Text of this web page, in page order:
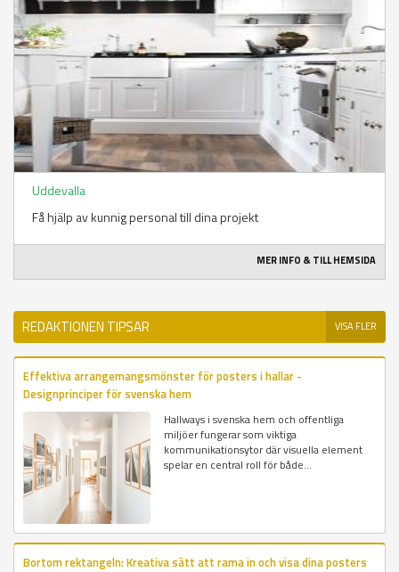
Uddevalla
Få hjälp av kunnig personal till dina projekt
MER INFO & TILL HEMSIDA
REDAKTIONEN TIPSAR VISA FLER
Effektiva arrangemangsmönster för posters i hallar -
Designprinciper för svenska hem
Hallways i svenska hem och offentliga
miljöer fungerar som viktiga
kommunikationsytor där visuella element
spelar en central roll för både...
Bortom rektangeln: Kreativa sätt att rama in och visa dina posters